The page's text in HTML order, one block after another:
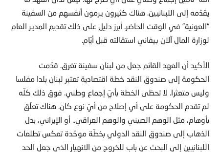
يقدّمه إلى اللبنانيين. هناك كثيرون يرمون أنفسهم من السفينة
“العونية” في الوقت الحاضر. أبرز دليل على ذلك تقديم المدير العام
لوزارة المال آلان بيفاني استقالته قبل أيّام.
الأكيد أن العهد القائم جعل من لبنان سفينة تغرق. قدّمت
الحكومة إلى صندوق النقد خطة اقتصادية تعتبر لبنان بلدا مفلسا
وليس متعثرا. لا تحظى الخطة بأيّ إجماع وطني. فوق ذلك كلّه
لم تقدم الحكومة على أي إصلاح من أيّ نوع كان. هناك تعلّق
بأوهام، مثل الوهم الصيني والوهم العراقي.. أو الإيراني، بدل
الذهاب إلى صندوق النقد الدولي بخطّة موحّدة تعكس تطلعات
اللبنانيين إلى البحث عن باب للخروج من الانهيار الذي جعل الحد